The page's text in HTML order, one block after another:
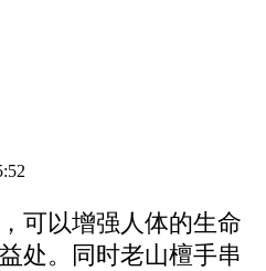
可以增强人体的生命
处。同时老山檀手串